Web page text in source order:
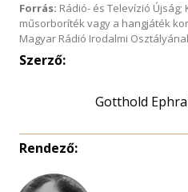
Forrás: Rádió- és Televízió
műsorboríték vagy a hangjáték
Magyar Rádió Irodalmi
Szerző:
Gotthold
Rendező: